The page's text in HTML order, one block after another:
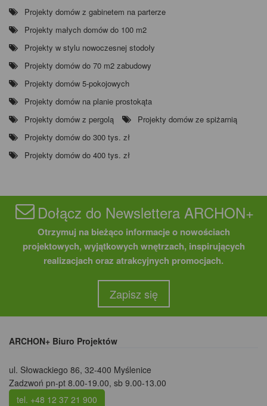
Projekty domów z gabinetem na parterze
Projekty małych domów do 100 m2
Projekty w stylu nowoczesnej stodoły
Projekty domów do 70 m2 zabudowy
Projekty domów 5-pokojowych
Projekty domów na planie prostokąta
Projekty domów z pergolą
Projekty domów ze spiżarnią
Projekty domów do 300 tys. zł
Projekty domów do 400 tys. zł
Dołącz do Newslettera ARCHON+
Otrzymuj na bieżąco informacje o nowościach
projektowych, wyjątkowych wnętrzach, inspirujących
realizacjach oraz atrakcyjnych promocjach.
Zapisz się
ARCHON+ Biuro Projektów
ul. Słowackiego 86, 32-400 Myślenice
Zadzwoń pn-pt 8.00-19.00, sb 9.00-13.00
tel. +48 12 37 21 900